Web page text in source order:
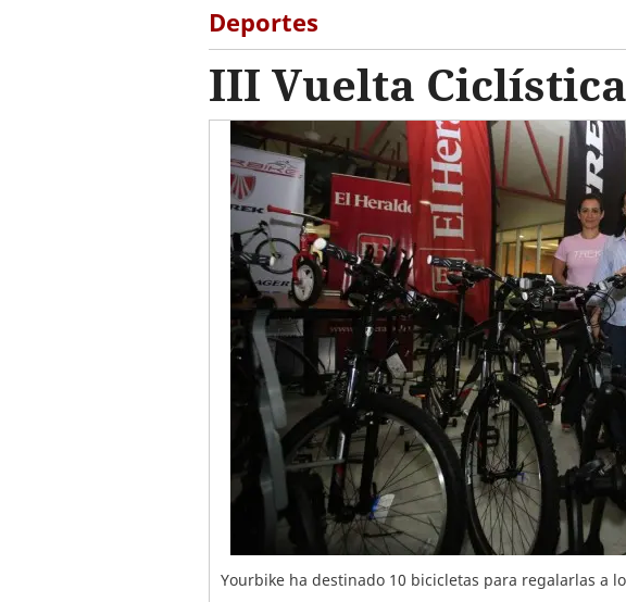
Deportes
III Vuelta
Yourbike ha destinado 10 bicicletas para regalarlas a